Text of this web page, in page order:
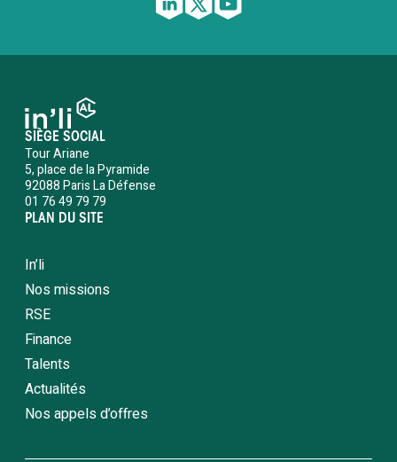
SIÈGE SOCIAL
Tour Ariane
5, place de la Pyramide
92088 Paris La Défense
01 76 49 79 79
PLAN DU SITE
In’li
Nos missions
RSE
Finance
Talents
Actualités
Nos appels d’offres